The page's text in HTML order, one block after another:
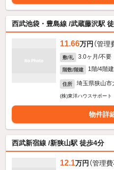
西武池袋・豊島線 /武蔵藤沢駅
11.66万円 （管理
敷/礼 3.0ヶ月/不要
階数/階建 1階/4階建
住所 埼玉県狭山市
(株)東洋ハウスサポート
物件詳
西武新宿線 /新狭山駅 徒歩4分
12.1万円 （管理費